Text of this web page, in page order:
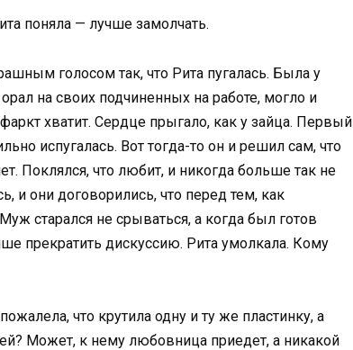
поняла — лучше замолчать.
голосом так, что Рита пугалась. Была у
на своих подчиненных на работе, могло и
хватит. Сердце прыгало, как у зайца. Первый
испугалась. Вот тогда-то он и решил сам, что
Поклялся, что любит, и никогда больше так не
и они договорились, что перед тем, как
старался не срываться, а когда был готов
прекратить дискуссию. Рита умолкала. Кому
что крутила одну и ту же пластинку, а
Может, к нему любовница приедет, а никакой